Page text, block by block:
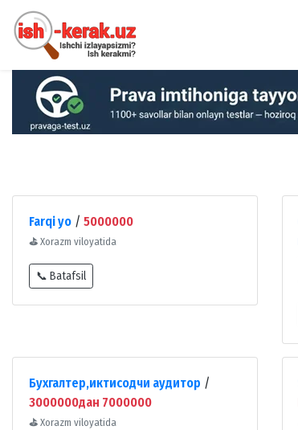
Farqi yo / 5000000
⛳ Xorazm viloyatida
📞 Batafsil
Бухгалтер,иктисодчи аудитор /
3000000дан 7000000
⛳ Xorazm viloyatida